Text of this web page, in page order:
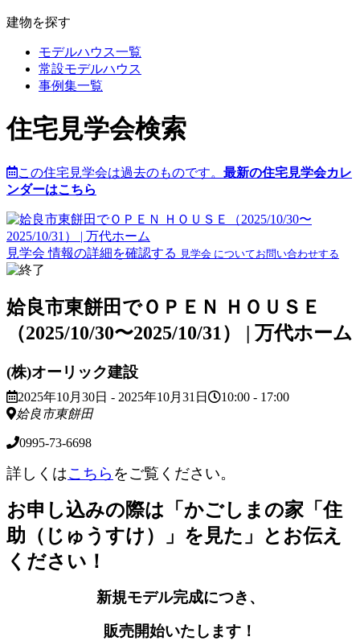
建物を探す
モデルハウス一覧
常設モデルハウス
事例集一覧
住宅見学会検索
この住宅見学会は過去のものです。 最新の住宅見学会カレ
ンダーはこちら
見学会 情報の詳細を確認する 見学会 についてお問い合わせする
姶良市東餅田でＯＰＥＮ ＨＯＵＳＥ
（2025/10/30〜2025/10/31） | 万代ホーム
(株)オーリック建設
2025年10月30日 - 2025年10月31日
10:00 - 17:00
姶良市東餅田
0995-73-6698
詳しくはこちら をご覧ください。
お申し込みの際は「かごしまの家「住
助（じゅうすけ）」を見た」とお伝え
ください！
新規モデル完成につき、
販売開始いたします！